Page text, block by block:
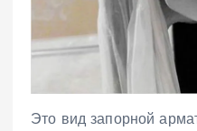
Это вид запорной